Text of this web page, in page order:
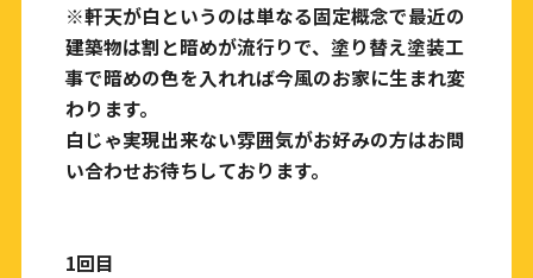
※軒天が白というのは単なる固定概念で最近の
建築物は割と暗めが流行りで、塗り替え塗装工
事で暗めの色を入れれば今風のお家に生まれ変
わります。
白じゃ実現出来ない雰囲気がお好みの方はお問
い合わせお待ちしております。
1回目